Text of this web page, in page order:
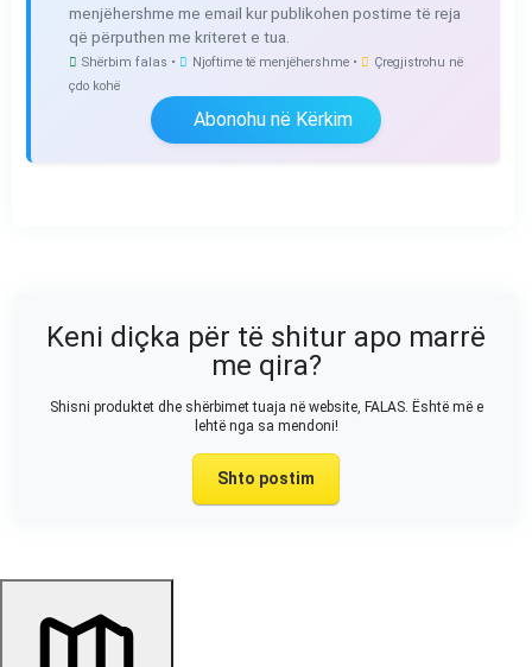
menjëhershme me email kur publikohen postime të reja
që përputhen me kriteret e tua.
Shërbim falas • Njoftime të menjëhershme •
Çregjistrohu në
çdo kohë
Abonohu në Kërkim
Keni diçka për të shitur apo marrë
me qira?
Shisni produktet dhe shërbimet tuaja në website, FALAS. Është më e
lehtë nga sa mendoni!
Shto postim